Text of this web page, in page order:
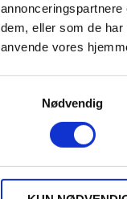
dem, eller som de
anvende vores
Nødvendig